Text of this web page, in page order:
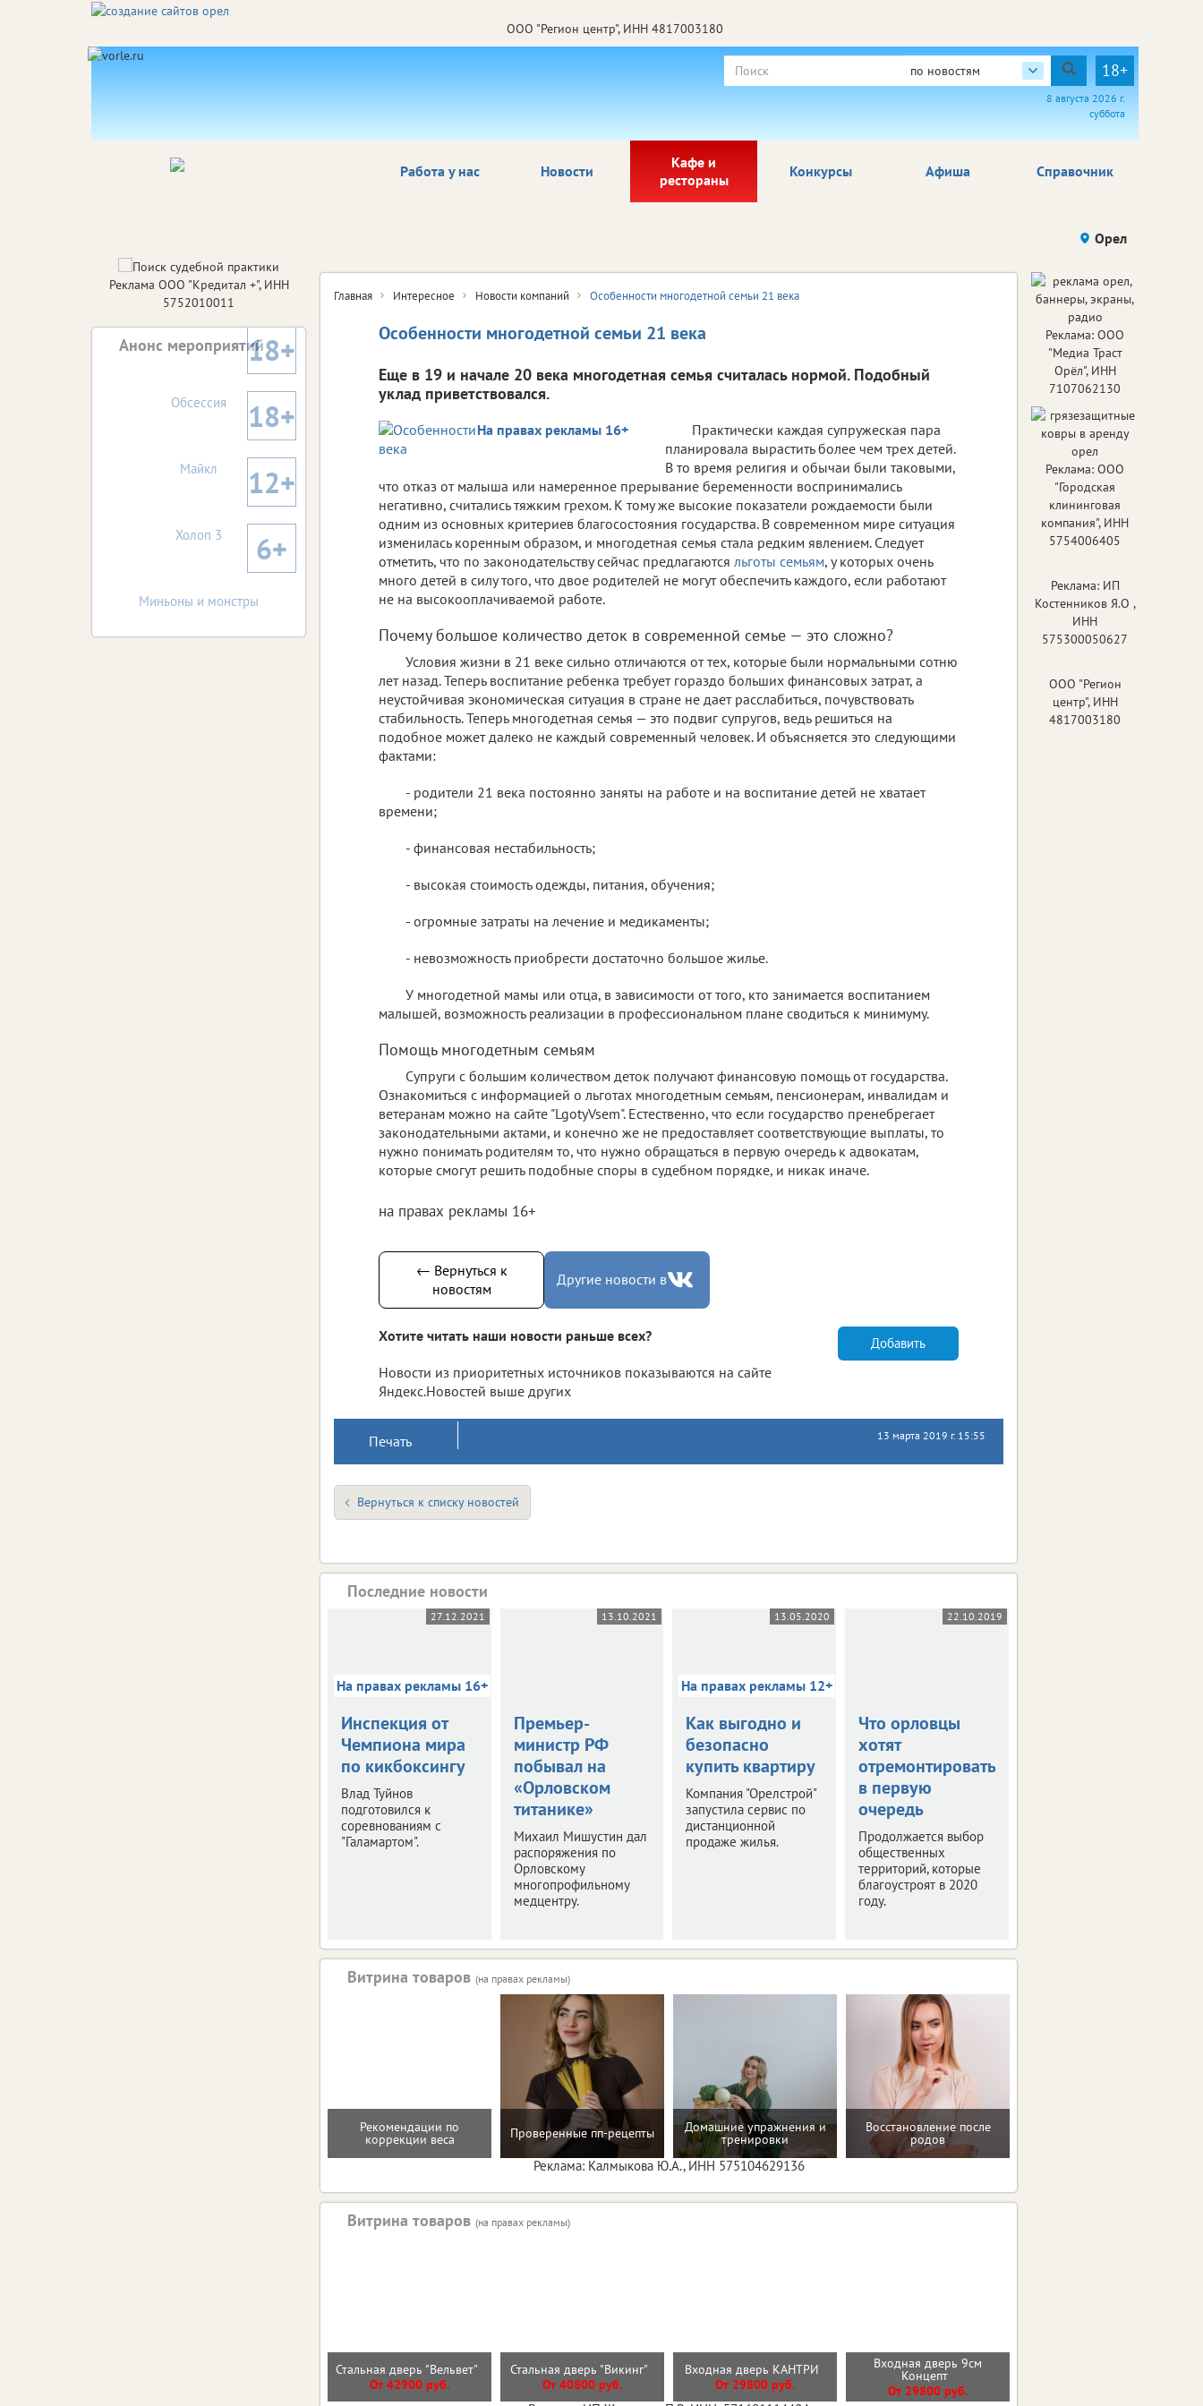
ООО "Регион центр", ИНН 4817003180
по новостям 18+
8 августа 2026 г.
суббота
Работа у нас Новости
Кафе и
рестораны
Афиша Справочник
Конкурсы
Орел
Главная Интересное Новости компаний Особенности многодетной семьи 21 века
Особенности многодетной семьи 21 века
Еще в 19 и начале 20 века многодетная семья считалась нормой. Подобный
уклад приветствовался.
На правах рекламы 16+
Практически каждая супружеская пара
планировала вырастить более чем трех детей.
В то время религия и обычаи были таковыми,
что отказ от малыша или намеренное прерывание беременности воспринимались
негативно, считались тяжким грехом. К тому же высокие показатели рождаемости были
одним из основных критериев благосостояния государства. В современном мире ситуация
изменилась коренным образом, и многодетная семья стала редким явлением. Следует
отметить, что по законодательству сейчас предлагаются льготы семьям, у которых очень
много детей в силу того, что двое родителей не могут обеспечить каждого, если работают
не на высокооплачиваемой работе.
Почему большое количество деток в современной семье — это сложно?
Условия жизни в 21 веке сильно отличаются от тех, которые были нормальными сотню
лет назад. Теперь воспитание ребенка требует гораздо больших финансовых затрат, а
неустойчивая экономическая ситуация в стране не дает расслабиться, почувствовать
стабильность. Теперь многодетная семья — это подвиг супругов, ведь решиться на
подобное может далеко не каждый современный человек. И объясняется это следующими
фактами:
- родители 21 века постоянно заняты на работе и на воспитание детей не хватает
времени;
- финансовая нестабильность;
- высокая стоимость одежды, питания, обучения;
- огромные затраты на лечение и медикаменты;
- невозможность приобрести достаточно большое жилье.
У многодетной мамы или отца, в зависимости от того, кто занимается воспитанием
малышей, возможность реализации в профессиональном плане сводиться к минимуму.
Помощь многодетным семьям
Супруги с большим количеством деток получают финансовую помощь от государства.
Ознакомиться с информацией о льготах многодетным семьям, пенсионерам, инвалидам и
ветеранам можно на сайте "LgotyVsem". Естественно, что если государство пренебрегает
законодательными актами, и конечно же не предоставляет соответствующие выплаты, то
нужно понимать родителям то, что нужно обращаться в первую очередь к адвокатам,
которые смогут решить подобные споры в судебном порядке, и никак иначе.
на правах рекламы 16+
← Вернуться к
новостям
Другие новости в
Хотите читать наши новости раньше всех?
Новости из приоритетных источников показываются на сайте
Яндекс.Новостей выше других
Добавить
Печать 13 марта 2019 г. 15:55
Вернуться к списку новостей
Последние новости
27.12.2021
На правах рекламы 16+
Инспекция от
Чемпиона мира
по кикбоксингу
Влад Туйнов
подготовился к
соревнованиям с
"Галамартом".
13.10.2021
Премьер-
министр РФ
побывал на
«Орловском
титанике»
Михаил Мишустин дал
распоряжения по
Орловскому
многопрофильному
медцентру.
13.05.2020
На правах рекламы 12+
Как выгодно и
безопасно
купить квартиру
Компания "Орелстрой"
запустила сервис по
дистанционной
продаже жилья.
22.10.2019
Что орловцы
хотят
отремонтировать
в первую
очередь
Продолжается выбор
общественных
территорий, которые
благоустроят в 2020
году.
Витрина товаров (на правах рекламы)
Рекомендации по
коррекции веса Проверенные пп-рецепты Домашние упражнения и
тренировки
Восстановление после
родов
Реклама: Калмыкова Ю.А., ИНН 575104629136
Витрина товаров (на правах рекламы)
Стальная дверь "Вельвет"
От 42900 руб.
Стальная дверь "Викинг"
От 40800 руб.
Входная дверь КАНТРИ
От 29800 руб.
Входная дверь 9см
Концепт
От 29800 руб.
Реклама ООО "Кредитал +", ИНН
5752010011
Анонс мероприятий18+
Обсессия 18+
Майкл 12+
Холоп 3 6+
Миньоны и монстры
Реклама: ООО
"Медиа Траст
Орёл", ИНН
7107062130
Реклама: ООО
"Городская
клининговая
компания", ИНН
5754006405
Реклама: ИП
Костенников Я.О ,
ИНН
575300050627
ООО "Регион
центр", ИНН
4817003180